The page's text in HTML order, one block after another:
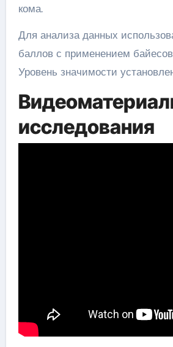
кома.
Для анализа данных
баллов с применением
Уровень значимости
исследования